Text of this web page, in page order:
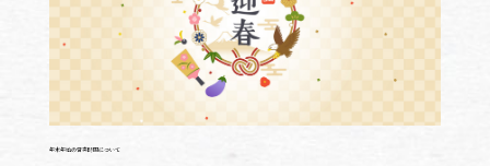
年末年始の営業時間について